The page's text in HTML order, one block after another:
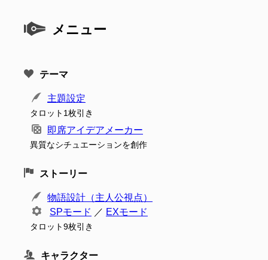
メニュー
テーマ
主題設定
タロット1枚引き
即席アイデアメーカー
異質なシチュエーションを創作
ストーリー
物語設計（主人公視点）
SPモード ／ EXモード
タロット9枚引き
キャラクター